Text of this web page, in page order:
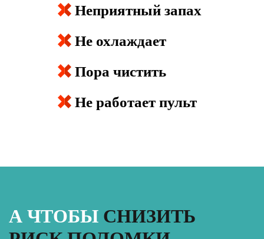
Неприятный запах
Не охлаждает
Пора чистить
Не работает пульт
А ЧТОБЫ СНИЗИТЬ